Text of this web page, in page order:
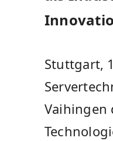
Stuttgart,
Vaihingen